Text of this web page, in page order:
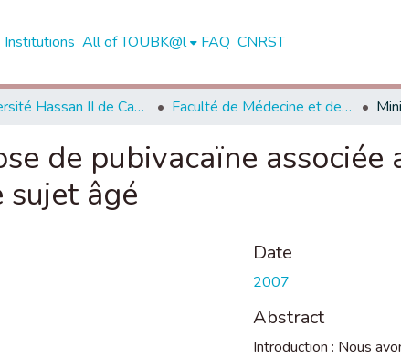
Institutions All of TOUBK@l FAQ CNRST
Université Hassan II de Casablanca Faculté de Médecine et de Pharmacie - Casablanca
de pubivacaïne
sujet âgé
Date
2007
Abstract
Introduction : Nous